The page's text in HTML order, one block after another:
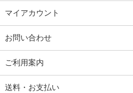
マイアカウント
お問い合わせ
ご利用案内
送料・お支払い